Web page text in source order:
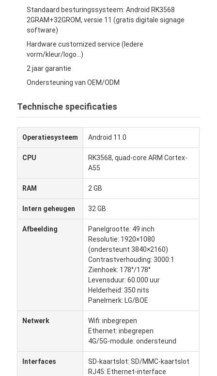
Over Ons
Standaard besturingssysteem: Android RK3568
2GRAM+32GROM, versie 11 (gratis digitale signage
software)
Hardware customized service (Iedere
vorm/kleur/logo...)
2 jaar garantie
Ondersteuning van OEM/ODM
Technische specificaties
Operatiesysteem Android 11.0
CPU
RK3568, quad-core ARM Cortex-
A55
RAM 2 GB
Intern geheugen 32 GB
Afbeelding
Panelgrootte: 49 inch
Resolutie: 1920×1080
(ondersteunt 3840×2160)
Contrastverhouding: 3000:1
Zienhoek: 178°/178°
Levensduur: 60.000 uur
Helderheid: 350 nits
Panelmerk: LG/BOE
Netwerk
Wifi: inbegrepen
Ethernet: inbegrepen
4G/5G-module: ondersteund
Interfaces
SD-kaartslot: SD/MMC-kaartslot
RJ45: Ethernet-interface